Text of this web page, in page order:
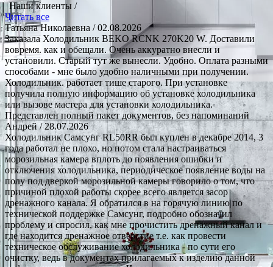
Наши клиенты /
Читать все
Татьяна Николаевна / 02.08.2026
Заказала Холодильник BEKO RCNK 270K20 W. Доставили
вовремя. как и обещали. Очень аккуратно внесли и
установили. Старый тут же вынесли. Удобно. Оплата разными
способами - мне было удобно наличными при получении.
Холодильник. работает тише старого. При установке
получила полную информацию об установке холодильника
или вызове мастера для установки холодильника.
Представлен полный пакет документов, без напоминаний
Андрей/ 28.07.2026
Холодильник Самсунг RL50RR был куплен в декабре 2014, 3
года работал не плохо, но потом стала настраиваться
морозильная камера вплоть до появления ошибки и
отключения холодильника, периодическое появление воды на
полу под дверкой морозильной камеры говорило о том, что
причиной плохой работы скорее всего является засор
дренажного канала. Я обратился в на горячую линию по
технической поддержке Самсунг, подробно обозначил
проблему и спросил, как мне прочистить дренажный канал и
где находится дренажное отверстие т.е. как провести
техническое обслуживание холодильника - по сути его
очистку, ведь в документах прилагаемых к изделию данной